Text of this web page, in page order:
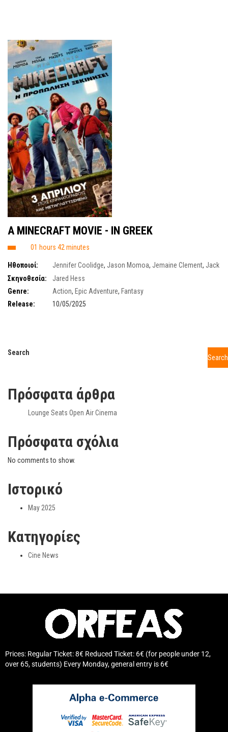
A ΜΙΝΕCRAFT MOVIE - IN GREEK
01 hours 42 minutes
Ηθοποιοί: Jennifer Coolidge, Jason Momoa, Jemaine Clement, Jack
Black,Emma Mayers
Σκηνοθεσία:
Jared Hess
Genre:
Action, Epic Adventure, Fantasy
Release:
10/05/2025
Search
Search
Πρόσφατα άρθρα
Lounge Seats Open Air Cinema
Πρόσφατα σχόλια
No comments to show.
Ιστορικό
May 2025
Kατηγορίες
Cine News
Prices: Regular Ticket: 8€ Reduced Ticket: 6€ (for people under 12,
over 65, students) Every Monday, general entry is 6€